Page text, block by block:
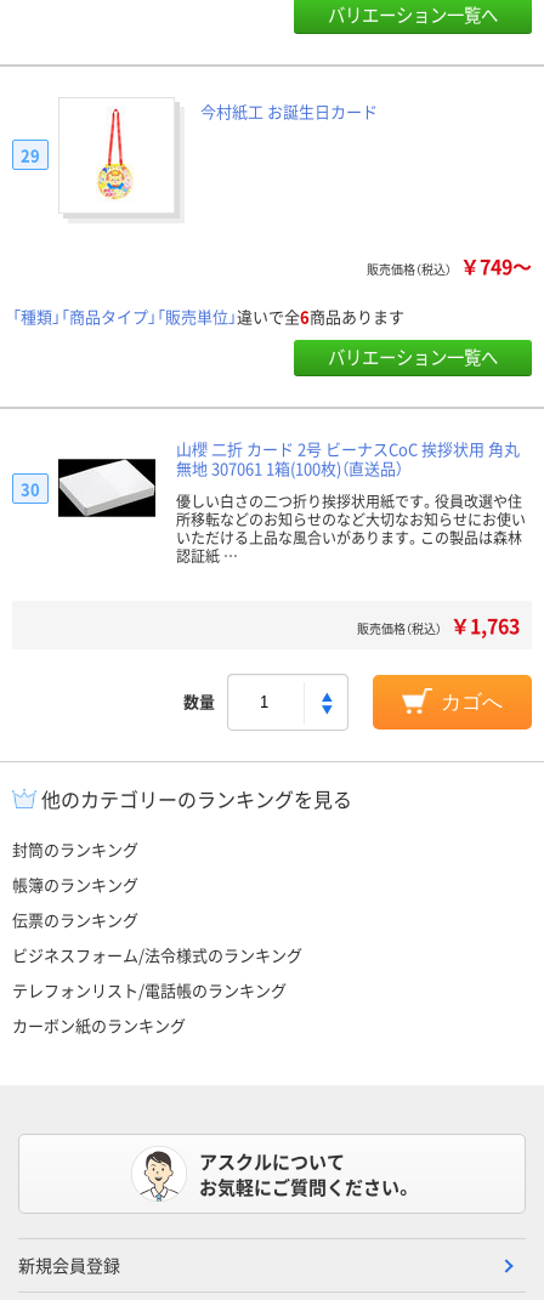
バリエーション一覧へ
今村紙工 お誕生日カード
29
販売価格（税込） ￥749～
「種類」「商品タイプ」「販売単位」違いで全6商品あります
バリエーション一覧へ
山櫻 二折 カード 2号 ビーナスCoC 挨拶状用 角丸
無地 307061 1箱(100枚)（直送品）
優しい白さの二つ折り挨拶状用紙です。役員改選や住
所移転などのお知らせのなど大切なお知らせにお使い
いただける上品な風合いがあります。この製品は森林
認証紙 …
30
販売価格（税込） ￥1,763
数量 カゴへ
他のカテゴリーのランキングを見る
封筒のランキング
帳簿のランキング
伝票のランキング
ビジネスフォーム/法令様式のランキング
テレフォンリスト/電話帳のランキング
カーボン紙のランキング
アスクルについて
お気軽にご質問ください。
新規会員登録